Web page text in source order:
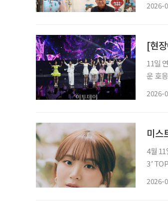
2026-
[현
11일
운 호
2026-
미스
4월 11
3’
2026-